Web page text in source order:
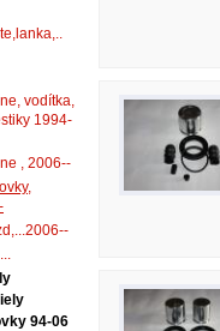
vodítka,
1994-
, 2006--
94-06